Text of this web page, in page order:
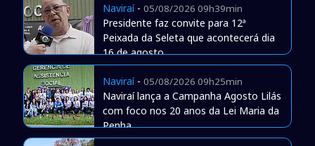
Naviraí- 05/08/2026 09h39min
Presidente faz convite para 12ª
Peixada da Seleta que acontecerá dia
16 de agosto
Naviraí- 05/08/2026 09h25min
Naviraí lança a Campanha Agosto Lilás
com foco nos 20 anos da Lei Maria da
Penha